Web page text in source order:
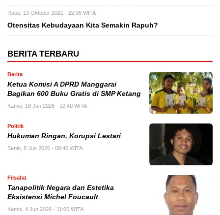
Rabu, 13 Oktober 2021 - 22:05 WITA
Otensitas Kebudayaan Kita Semakin Rapuh?
BERITA TERBARU
Berita
Ketua Komisi A DPRD Manggarai
Bagikan 600 Buku Gratis di SMP Ketang
Kamis, 18 Jun 2026 - 10:40 WITA
Politik
Hukuman Ringan, Korupsi Lestari
Senin, 8 Jun 2026 - 08:40 WITA
Filsafat
Tanapolitik Negara dan Estetika
Eksistensi Michel Foucault
Kamis, 4 Jun 2026 - 11:05 WITA